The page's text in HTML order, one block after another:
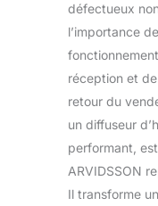
défectueux
l’importance
réception et
retour du
un diffuseur
performant,
ARVIDSSON
Il transforme